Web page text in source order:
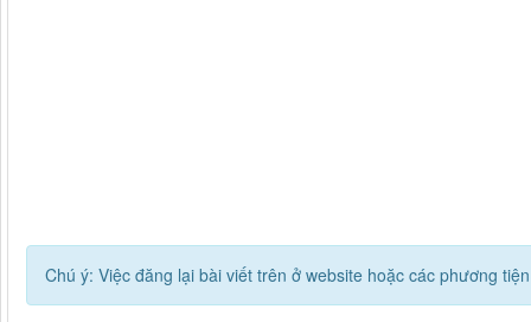
Chú ý: Việc đăng lại bài viết trên ở website hoặc các phương